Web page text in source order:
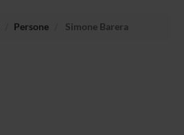
Persone Simone Barera